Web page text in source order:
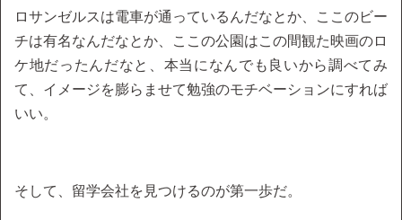
ロサンゼルスは電車が通っているんだなとか、ここのビー
チは有名なんだなとか、ここの公園はこの間観た映画のロ
ケ地だったんだなと、本当になんでも良いから調べてみ
て、イメージを膨らませて勉強のモチベーションにすれば
いい。
そして、留学会社を見つけるのが第一歩だ。